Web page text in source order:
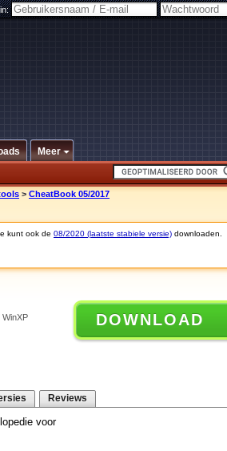
Meer
> CheatBook 05/2017
kunt ook de 08/2020 (laatste stabiele versie) downloaden.
WinXP
DOWNLOAD
Reviews
voor